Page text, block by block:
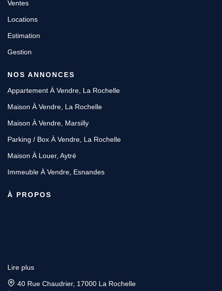
Ventes
Locations
Estimation
Gestion
NOS ANNONCES
Appartement À Vendre, La Rochelle
Maison À Vendre, La Rochelle
Maison À Vendre, Marsilly
Parking / Box À Vendre, La Rochelle
Maison À Louer, Aytré
Immeuble À Vendre, Esnandes
À PROPOS
Lire plus
40 Rue Chaudrier, 17000 La Rochelle